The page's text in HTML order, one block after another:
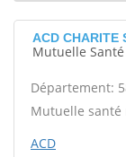
ACD CHARITE
Mutuelle
Département:
Mutuelle
ACD